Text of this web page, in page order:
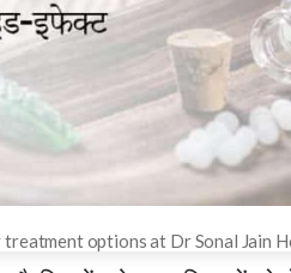
treatment options at Dr Sonal Jain